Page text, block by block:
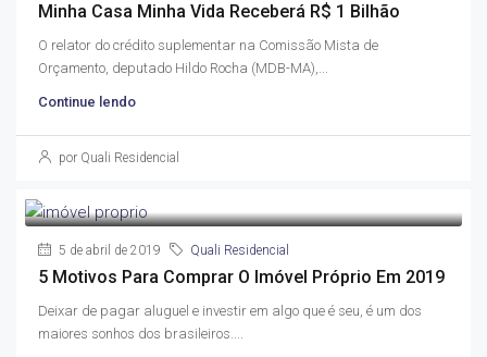
Minha Casa Minha Vida Receberá R$ 1 Bilhão
O relator do crédito suplementar na Comissão Mista de
Orçamento, deputado Hildo Rocha (MDB-MA),...
Continue lendo
por Quali Residencial
5 de abril de 2019 Quali Residencial
5 Motivos Para Comprar O Imóvel Próprio Em 2019
Deixar de pagar aluguel e investir em algo que é seu, é um dos
maiores sonhos dos brasileiros....